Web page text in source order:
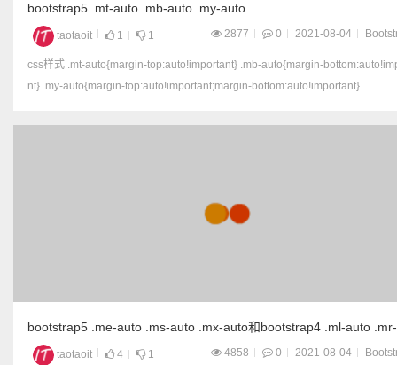
bootstrap5 .mt-auto .mb-auto .my-auto
taotaoit 1 1 2877 0 2021-08-04
css样式 .mt-auto{margin-top:auto!important} .mb-auto{margin-bottom:auto!importa
nt} .my-auto{margin-top:auto!important;margin-bottom:auto!important}
bootstrap5 .me-auto .ms-auto .mx-auto和bootstrap4 .ml-auto
taotaoit 4 1 4858 0 2021-08-04